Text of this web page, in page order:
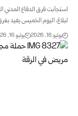
استجابت فرق الدفاع المدني
لبلاغ، اليوم الخميس يفيد
يوليو 16, 2026 يوليو 16, 2026